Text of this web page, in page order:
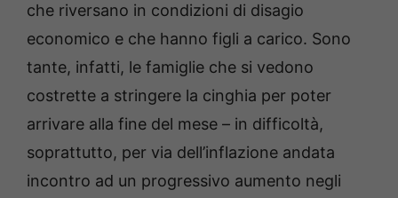
che riversano in condizioni di disagio
economico e che hanno figli a carico. Sono
tante, infatti, le famiglie che si vedono
costrette a stringere la cinghia per poter
arrivare alla fine del mese – in difficoltà,
soprattutto, per via dell’inflazione andata
incontro ad un progressivo aumento negli